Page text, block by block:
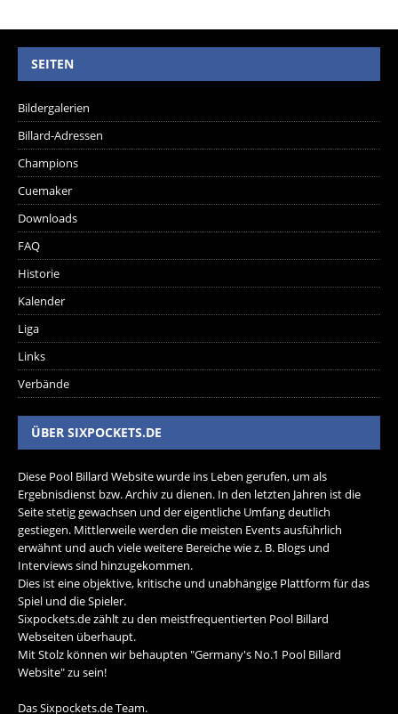
SEITEN
Bildergalerien
Billard-Adressen
Champions
Cuemaker
Downloads
FAQ
Historie
Kalender
Liga
Links
Verbände
ÜBER SIXPOCKETS.DE
Diese Pool Billard Website wurde ins Leben gerufen, um als
Ergebnisdienst bzw. Archiv zu dienen. In den letzten Jahren ist die
Seite stetig gewachsen und der eigentliche Umfang deutlich
gestiegen. Mittlerweile werden die meisten Events ausführlich
erwähnt und auch viele weitere Bereiche wie z. B. Blogs und
Interviews sind hinzugekommen.
Dies ist eine objektive, kritische und unabhängige Plattform für das
Spiel und die Spieler.
Sixpockets.de zählt zu den meistfrequentierten Pool Billard
Webseiten überhaupt.
Mit Stolz können wir behaupten "Germany's No.1 Pool Billard
Website" zu sein!
Das Sixpockets.de Team.